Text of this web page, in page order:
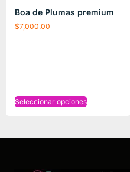
Boa de Plumas premium
$7,000.00
Seleccionar opciones